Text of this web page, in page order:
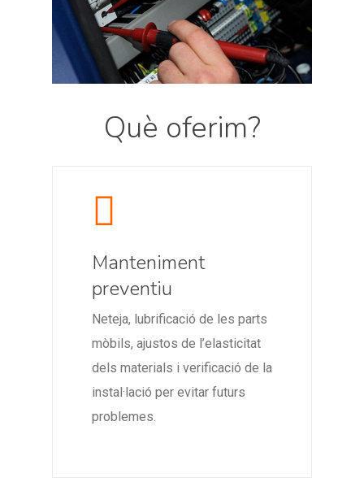
Què oferim?
Manteniment
preventiu
Neteja, lubrificació de les parts
mòbils, ajustos de l’elasticitat
dels materials i verificació de la
instal·lació per evitar futurs
problemes.